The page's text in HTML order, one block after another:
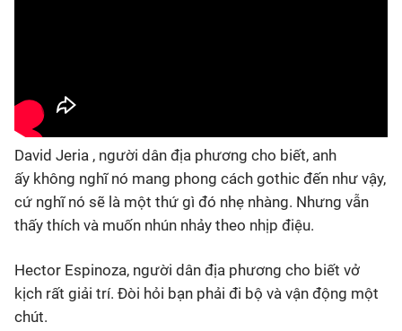
David Jeria , người dân địa phương cho biết, anh
ấy không nghĩ nó mang phong cách gothic đến như vậy,
cứ nghĩ nó sẽ là một thứ gì đó nhẹ nhàng. Nhưng vẫn
thấy thích và muốn nhún nhảy theo nhịp điệu.
Hector Espinoza, người dân địa phương cho biết vở
kịch rất giải trí. Đòi hỏi bạn phải đi bộ và vận động một
chút.